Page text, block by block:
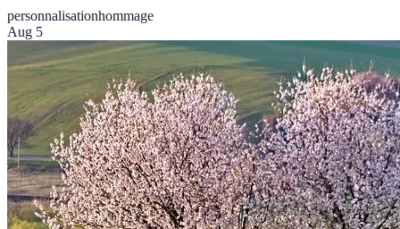
personnalisationhommage
Aug 5